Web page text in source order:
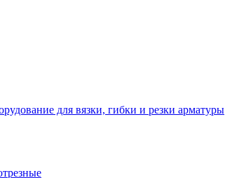
для вязки, гибки и резки арматуры